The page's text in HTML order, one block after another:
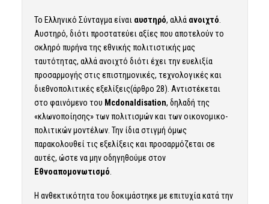
Το Ελληνικό Σύνταγμα είναι αυστηρό, αλλά ανοιχτό
Αυστηρό, διότι προστατεύει αξίες που αποτελούν το
σκληρό πυρήνα της εθνικής πολιτιστικής μας
ταυτότητας, αλλά ανοιχτό διότι έχει την ευελιξία
προσαρμογής στις επιστημονικές, τεχνολογικές και
διεθνοπολιτικές εξελίξεις(άρθρο 28). Αντιστέκεται
στο φαινόμενο του Mcdonaldisation, δηλαδή της
«κλωνοποίησης» των πολιτισμών και των οικονομικο-
πολιτικών μοντέλων. Την ίδια στιγμή όμως
παρακολουθεί τις εξελίξεις και προσαρμόζεται σε
αυτές, ώστε να μην οδηγηθούμε στον
Εθνοαπομονωτισμό
Η ανθεκτικότητα του δοκιμάστηκε με επιτυχία κατά την